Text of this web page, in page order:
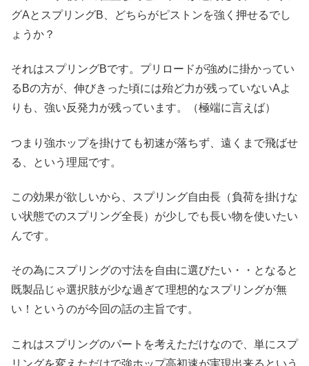
グAとスプリングB、どちらがピストンを強く押せるでし
ょうか？
それはスプリングBです。プリロードが強めに掛かってい
るBの方が、伸びきった頃には殆ど力が残っていないAよ
りも、強い反発力が残っています。（極端に言えば）
つまり強ホップを掛けても初速が落ちず、遠くまで飛ばせ
る、という理屈です。
この効果が欲しいから、スプリング自由長（負荷を掛けな
い状態でのスプリング全長）が少しでも長い物を使いたい
んです。
その為にスプリングの寸法を自由に選びたい・・となると
既製品じゃ選択肢が少な過ぎて理想的なスプリングが無
い！というのが今回の話の主旨です。
これはスプリングのパートを考えただけなので、単にスプ
リングを変えただけで強ホップ高初速が実現出来るという